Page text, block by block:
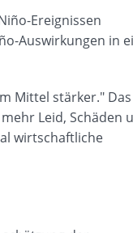
Ereignissen
Auswirkungen in
Mittel stärker." Das
Leid, Schäden
wirtschaftliche